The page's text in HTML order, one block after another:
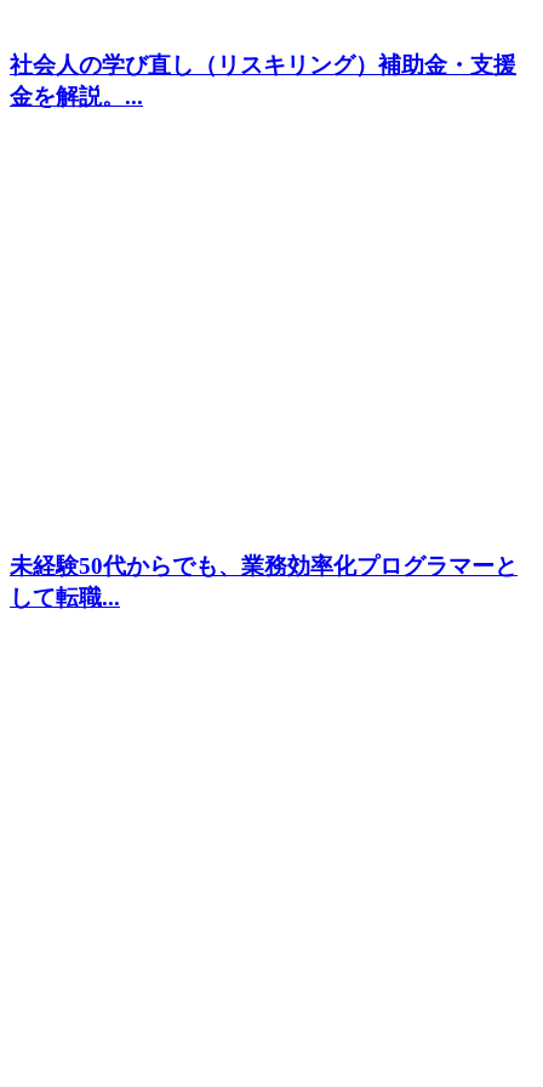
社会人の学び直し（リスキリング）補助金・支援
金を解説。...
未経験50代からでも、業務効率化プログラマーと
して転職...